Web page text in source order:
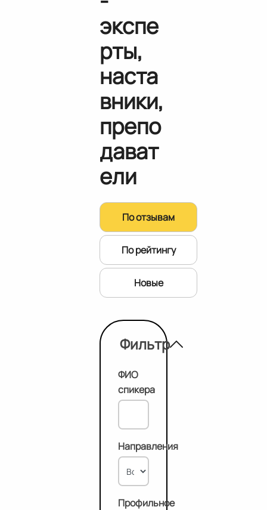
экспе
рты,
наста
вники,
препо
дават
ели
По отзывам
По рейтингу
Новые
Фильтр
ФИО
спикера
Направления
Профильное